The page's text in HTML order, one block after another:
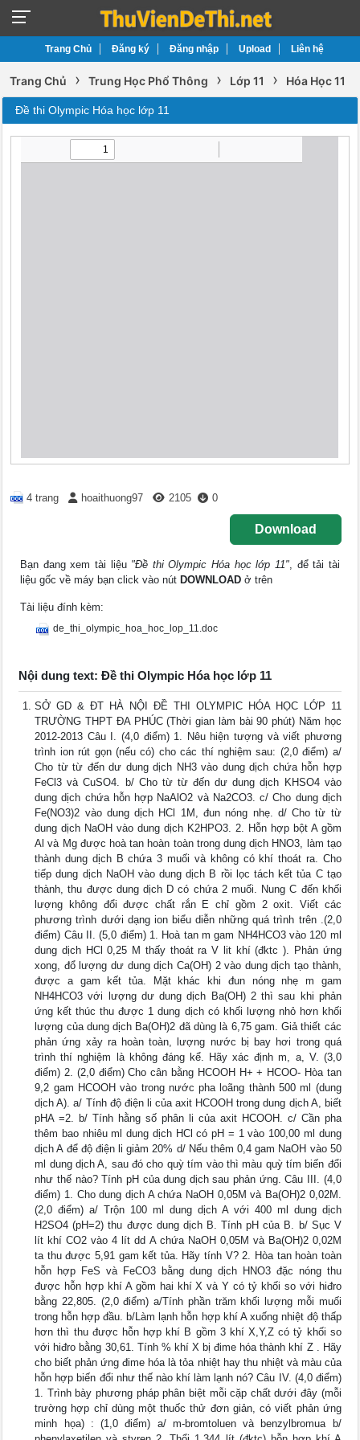
Trang Chủ Đăng ký Đăng nhập Upload Liên hệ
Trang Chủ › Trung Học Phổ Thông › Lớp 11 › Hóa Học 11
Đề thi Olympic Hóa học lớp 11
4 trang hoaithuong97 2105 0
Download
Bạn đang xem tài liệu "Đề thi Olympic Hóa học lớp 11", để tải tài
liệu gốc về máy bạn click vào nút DOWNLOAD ở trên
Tài liệu đính kèm:
de_thi_olympic_hoa_hoc_lop_11.doc
Nội dung text: Đề thi Olympic Hóa học lớp 11
SỞ GD & ĐT HÀ NỘI ĐỀ THI OLYMPIC HÓA HỌC LỚP 11
TRƯỜNG THPT ĐA PHÚC (Thời gian làm bài 90 phút) Năm học
2012-2013 Câu I. (4,0 điểm) 1. Nêu hiện tượng và viết phương
trình ion rút gọn (nếu có) cho các thí nghiệm sau: (2,0 điểm) a/
Cho từ từ đến dư dung dịch NH3 vào dung dịch chứa hỗn hợp
FeCl3 và CuSO4. b/ Cho từ từ đến dư dung dịch KHSO4 vào
dung dịch chứa hỗn hợp NaAlO2 và Na2CO3. c/ Cho dung dịch
Fe(NO3)2 vào dung dịch HCl 1M, đun nóng nhẹ. d/ Cho từ từ
dung dịch NaOH vào dung dịch K2HPO3. 2. Hỗn hợp bột A gồm
Al và Mg được hoà tan hoàn toàn trong dung dịch HNO3, làm tạo
thành dung dịch B chứa 3 muối và không có khí thoát ra. Cho
tiếp dung dịch NaOH vào dung dịch B rồi lọc tách kết tủa C tạo
thành, thu được dung dịch D có chứa 2 muối. Nung C đến khối
lượng không đổi được chất rắn E chỉ gồm 2 oxit. Viết các
phương trình dưới dạng ion biểu diễn những quá trình trên .(2,0
điểm) Câu II. (5,0 điểm) 1. Hoà tan m gam NH4HCO3 vào 120 ml
dung dịch HCl 0,25 M thấy thoát ra V lit khí (đktc ). Phản ứng
xong, đổ lượng dư dung dịch Ca(OH) 2 vào dung dịch tạo thành,
được a gam kết tủa. Mặt khác khi đun nóng nhẹ m gam
NH4HCO3 với lượng dư dung dịch Ba(OH) 2 thì sau khi phản
ứng kết thúc thu được 1 dung dịch có khối lượng nhỏ hơn khối
lượng của dung dịch Ba(OH)2 đã dùng là 6,75 gam. Giả thiết các
phản ứng xảy ra hoàn toàn, lượng nước bị bay hơi trong quá
trình thí nghiệm là không đáng kể. Hãy xác định m, a, V. (3,0
điểm) 2. (2,0 điểm) Cho cân bằng HCOOH H+ + HCOO- Hòa tan
9,2 gam HCOOH vào trong nước pha loãng thành 500 ml (dung
dịch A). a/ Tính độ điện li của axit HCOOH trong dung dịch A, biết
pHA =2. b/ Tính hằng số phân li của axit HCOOH. c/ Cần pha
thêm bao nhiêu ml dung dịch HCl có pH = 1 vào 100,00 ml dung
dịch A để độ điện li giảm 20% d/ Nếu thêm 0,4 gam NaOH vào 50
ml dung dịch A, sau đó cho quỳ tím vào thì màu quỳ tím biến đổi
như thế nào? Tính pH của dung dịch sau phản ứng. Câu III. (4,0
điểm) 1. Cho dung dịch A chứa NaOH 0,05M và Ba(OH)2 0,02M.
(2,0 điểm) a/ Trộn 100 ml dung dịch A với 400 ml dung dịch
H2SO4 (pH=2) thu được dung dịch B. Tính pH của B. b/ Sục V
lít khí CO2 vào 4 lít dd A chứa NaOH 0,05M và Ba(OH)2 0,02M
ta thu được 5,91 gam kết tủa. Hãy tính V? 2. Hòa tan hoàn toàn
hỗn hợp FeS và FeCO3 bằng dung dịch HNO3 đặc nóng thu
được hỗn hợp khí A gồm hai khí X và Y có tỷ khối so với hiđro
bằng 22,805. (2,0 điểm) a/Tính phần trăm khối lượng mỗi muối
trong hỗn hợp đầu. b/Làm lạnh hỗn hợp khí A xuống nhiệt độ thấp
hơn thì thu được hỗn hợp khí B gồm 3 khí X,Y,Z có tỷ khối so
với hiđro bằng 30,61. Tính % khí X bị đime hóa thành khí Z . Hãy
cho biết phản ứng đime hóa là tỏa nhiệt hay thu nhiệt và màu của
hỗn hợp biến đổi như thế nào khí làm lạnh nó? Câu IV. (4,0 điểm)
1. Trình bày phương pháp phân biệt mỗi cặp chất dưới đây (mỗi
trường hợp chỉ dùng một thuốc thử đơn giản, có viết phản ứng
minh họa) : (1,0 điểm) a/ m-bromtoluen và benzylbromua b/